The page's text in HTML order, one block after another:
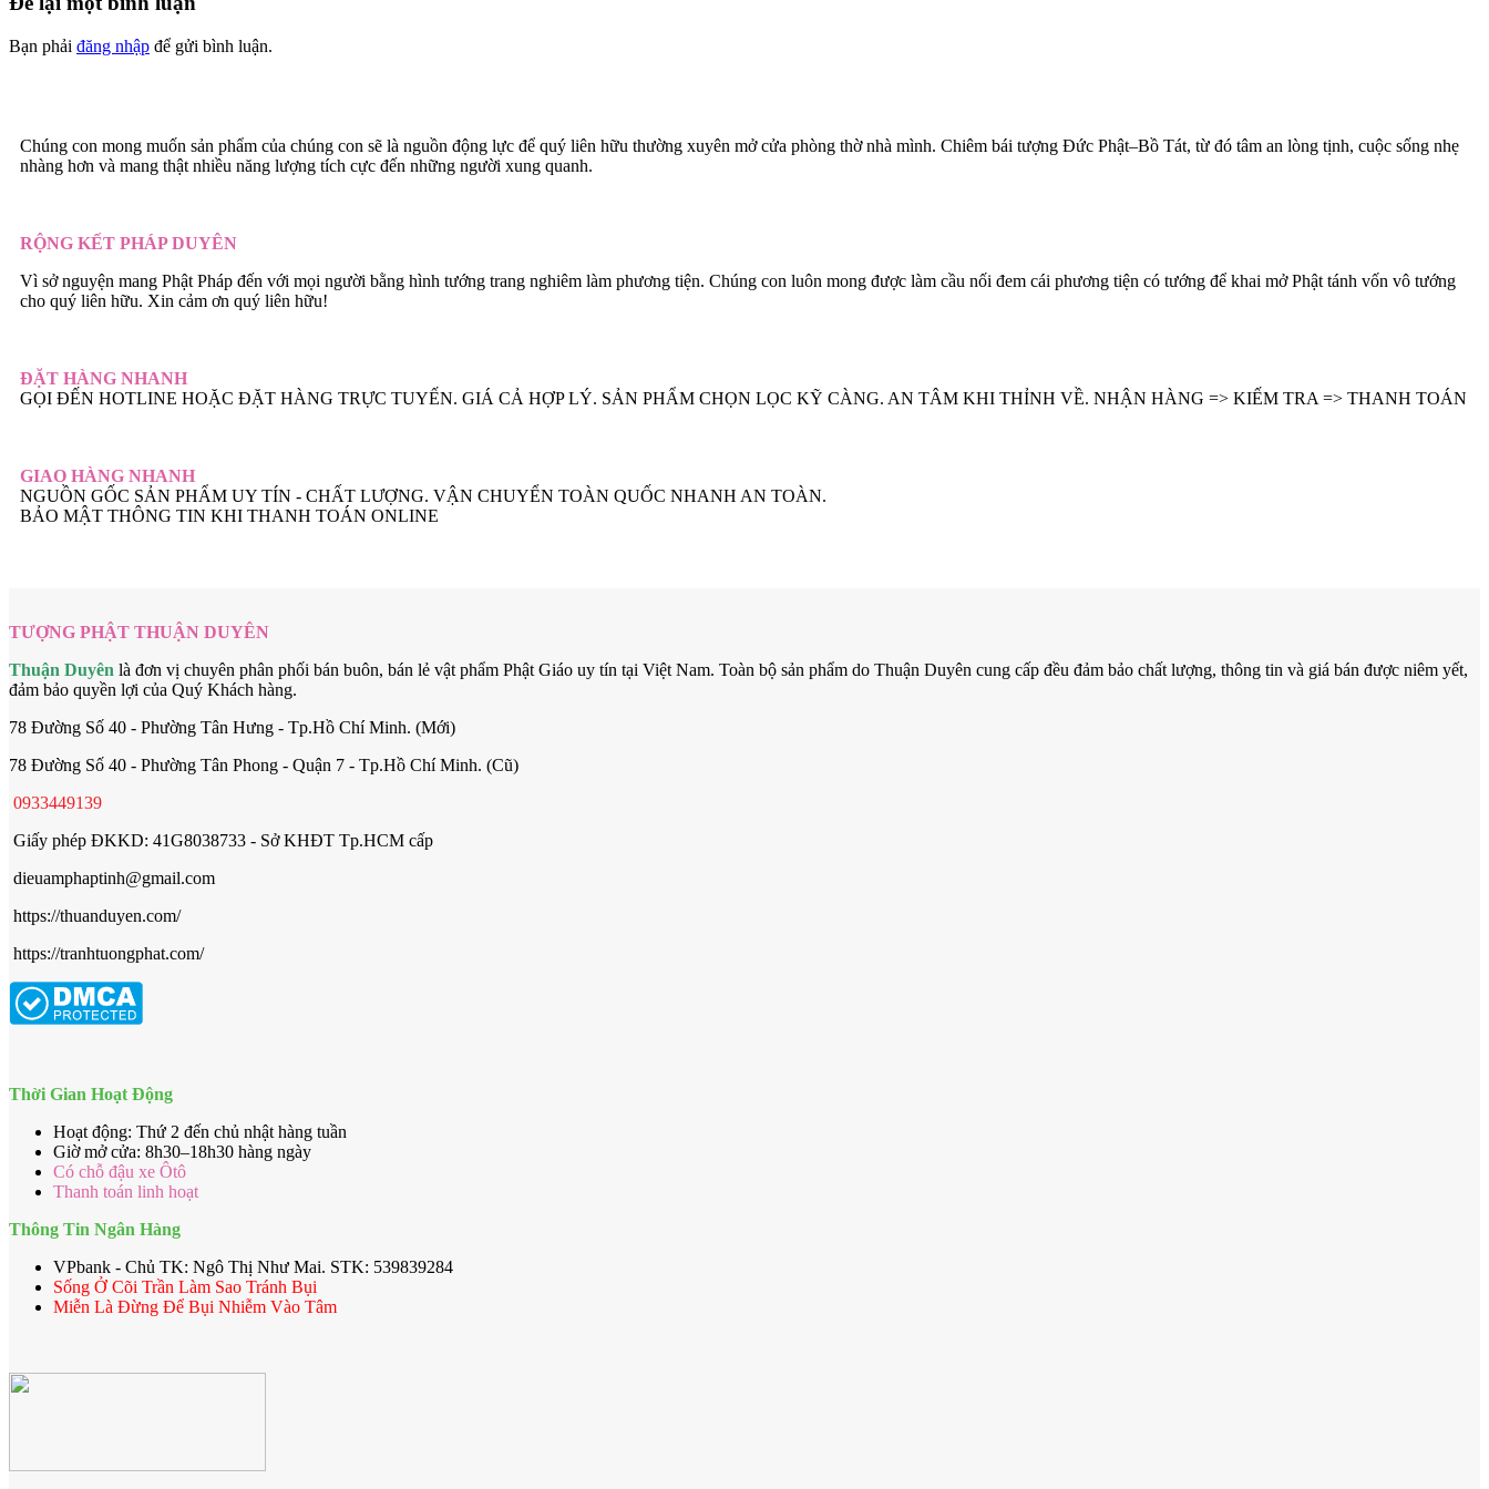
Bạn phải đăng nhập để gửi bình luận.
Chúng con mong muốn sản phẩm của chúng con sẽ là nguồn động lực để quý liên hữu thường xuyên mở cửa phòng thờ nhà mình. Chiêm bái tượng Đức Phật–Bồ Tát, từ đó tâm an lòng tịnh, cuộc sống nhẹ
nhàng hơn và mang thật nhiều năng lượng tích cực đến những người xung quanh.
RỘNG KẾT PHÁP DUYÊN
Vì sở nguyện mang Phật Pháp đến với mọi người bằng hình tướng trang nghiêm làm phương tiện. Chúng con luôn mong được làm cầu nối đem cái phương tiện có tướng để khai mở Phật tánh vốn vô tướng
cho quý liên hữu. Xin cảm ơn quý liên hữu!
ĐẶT HÀNG NHANH
GỌI ĐẾN HOTLINE HOẶC ĐẶT HÀNG TRỰC TUYẾN. GIÁ CẢ HỢP LÝ. SẢN PHẨM CHỌN LỌC KỸ CÀNG. AN TÂM KHI THỈNH VỀ. NHẬN HÀNG => KIẾM TRA => THANH TOÁN
GIAO HÀNG NHANH
NGUỒN GỐC SẢN PHẨM UY TÍN - CHẤT LƯỢNG. VẬN CHUYỂN TOÀN QUỐC NHANH AN TOÀN.
BẢO MẬT THÔNG TIN KHI THANH TOÁN ONLINE
TƯỢNG PHẬT THUẬN DUYÊN
Thuận Duyên là đơn vị chuyên phân phối bán buôn, bán lẻ vật phẩm Phật Giáo uy tín tại Việt Nam. Toàn bộ sản phẩm do Thuận Duyên cung cấp đều đảm bảo chất lượng, thông tin và giá bán được niêm yết,
đảm bảo quyền lợi của Quý Khách hàng.
78 Đường Số 40 - Phường Tân Hưng - Tp.Hồ Chí Minh. (Mới)
78 Đường Số 40 - Phường Tân Phong - Quận 7 - Tp.Hồ Chí Minh. (Cũ)
0933449139
Giấy phép ĐKKD: 41G8038733 - Sở KHĐT Tp.HCM cấp
dieuamphaptinh@gmail.com
https://thuanduyen.com/
https://tranhtuongphat.com/
Thời Gian Hoạt Động
Hoạt động: Thứ 2 đến chủ nhật hàng tuần
Giờ mở cửa: 8h30–18h30 hàng ngày
Có chỗ đậu xe Ôtô
Thanh toán linh hoạt
Thông Tin Ngân Hàng
VPbank - Chủ TK: Ngô Thị Như Mai. STK: 539839284
Sống Ở Cõi Trần Làm Sao Tránh Bụi
Miễn Là Đừng Để Bụi Nhiễm Vào Tâm